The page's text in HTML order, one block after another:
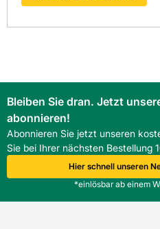
Bleiben Sie dran. Jetzt
abonnieren!
Abonnieren Sie jetzt unseren
Sie bei Ihrer nächsten Bestellung
Hier schnell unseren
*einlösbar ab einem